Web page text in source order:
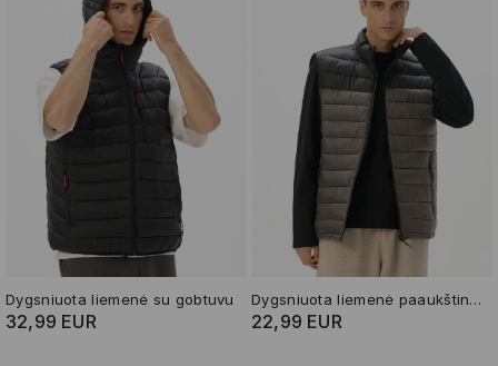
Dygsniuota liemenė su gobtuvu
32,99 EUR
Dygsniuota liemenė paaukštinta apykakle
22,99 EUR